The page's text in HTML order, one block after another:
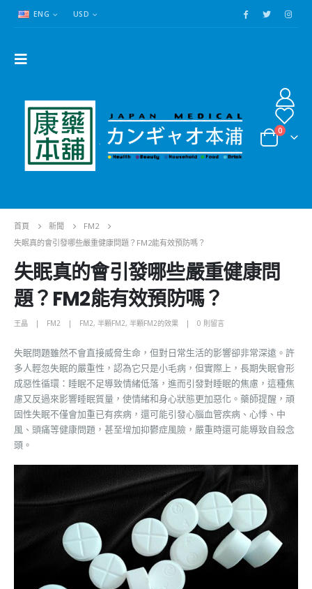
ENG USD
0
首頁 新聞
FM2
失眠真的會引發哪些嚴重健康問題？FM2能有效預防嗎？
失眠真的會引發哪些嚴重健康問
題？FM2能有效預防嗎？
王晶 FM2 FM2, 半顆FM2, 半顆FM2的效果 0 則留言
失眠問題雖然不會直接威脅生命，但對日常生活的影響卻非常深遠。許
多人輕忽失眠的嚴重性，認為它只是小毛病，但實際上，長期失眠會形
成惡性循環：睡眠不足導致情緒低落，進而引發對睡眠的焦慮，這種焦
慮又反過來影響睡眠質量，使情緒和身心狀態更加惡化。藥師提醒，頑
固性失眠不僅會加重已有疾病，還可能引發心腦血管疾病、心悸、中
風、頭痛等健康問題，甚至增加抑鬱症風險，嚴重時還可能導致自殺念
頭。